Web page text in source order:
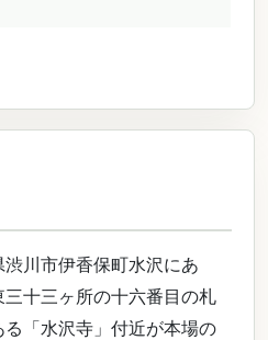
川市伊香保町水沢にあ
十三ヶ所の十六番目の札
「水沢寺」付近が本場の